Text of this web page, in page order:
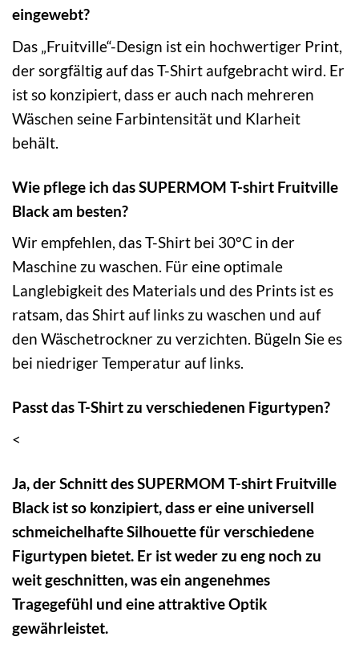
eingewebt?
Das „Fruitville“-Design ist ein hochwertiger Print,
der sorgfältig auf das T-Shirt aufgebracht wird. Er
ist so konzipiert, dass er auch nach mehreren
Wäschen seine Farbintensität und Klarheit
behält.
Wie pflege ich das SUPERMOM T-shirt Fruitville
Black am besten?
Wir empfehlen, das T-Shirt bei 30°C in der
Maschine zu waschen. Für eine optimale
Langlebigkeit des Materials und des Prints ist es
ratsam, das Shirt auf links zu waschen und auf
den Wäschetrockner zu verzichten. Bügeln Sie es
bei niedriger Temperatur auf links.
Passt das T-Shirt zu verschiedenen Figurtypen?
<
Ja, der Schnitt des SUPERMOM T-shirt Fruitville
Black ist so konzipiert, dass er eine universell
schmeichelhafte Silhouette für verschiedene
Figurtypen bietet. Er ist weder zu eng noch zu
weit geschnitten, was ein angenehmes
Tragegefühl und eine attraktive Optik
gewährleistet.